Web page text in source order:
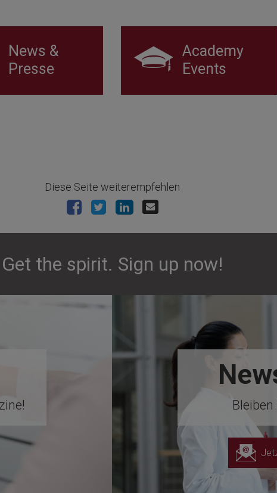
News &
Presse
Academy
Events
Diese Seite weiterempfehlen
Get the spirit. Sign up now!